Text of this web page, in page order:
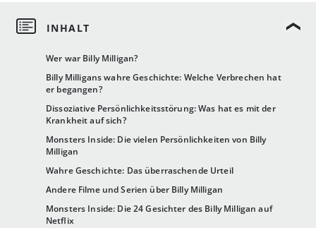
Wer war Billy Milligan?
Billy Milligans wahre Geschichte: Welche Verbrechen hat
er begangen?
Dissoziative Persönlichkeitsstörung: Was hat es mit der
Krankheit auf sich?
Monsters Inside: Die vielen Persönlichkeiten von Billy
Milligan
Wahre Geschichte: Das überraschende Urteil
Andere Filme und Serien über Billy Milligan
Monsters Inside: Die 24 Gesichter des Billy Milligan auf
Netflix